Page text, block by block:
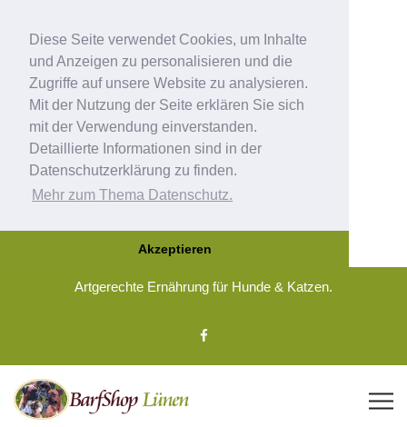
Diese Seite verwendet Cookies, um Inhalte
und Anzeigen zu personalisieren und die
Zugriffe auf unsere Website zu analysieren.
Mit der Nutzung der Seite erklären Sie sich
mit der Verwendung einverstanden.
Detaillierte Informationen sind in der
Datenschutzerklärung zu finden.
Mehr zum Thema Datenschutz.
Akzeptieren
Artgerechte Ernährung für Hunde & Katzen.